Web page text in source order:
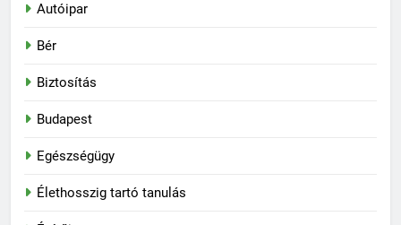
Autóipar
Bér
Biztosítás
Budapest
Egészségügy
Élethosszig tartó tanulás